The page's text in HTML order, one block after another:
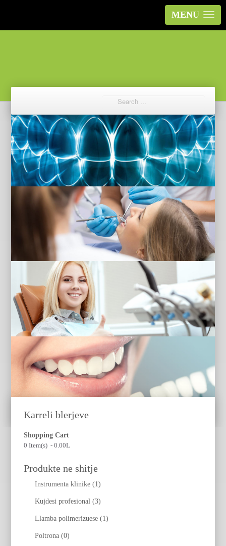
MENU
Dorina Mele & Co
Manager
Per cdo informacion
Karreli blerjeve
Shopping Cart
0 Item(s) - 0.00L
Produkte ne shitje
Instrumenta klinike (1)
Kujdesi profesional (3)
Llamba polimerizuese (1)
Poltrona (0)